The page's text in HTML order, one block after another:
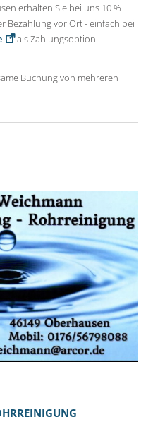
erhalten Sie bei uns 10 %
Bezahlung vor Ort - einfach bei
als Zahlungsoption
Buchung von mehreren